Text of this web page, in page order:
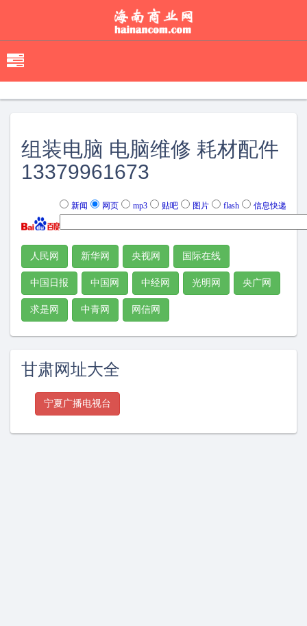
移
动
导
航
组装电脑 电脑维修 耗材配件
13379961673
新闻 网页 mp3 贴吧 图片 flash 信息快递
人民网 新华网 央视网 国际在线
中国日报 中国网 中经网 光明网 央广网
求是网 中青网 网信网
甘肃网址大全
宁夏广播电视台